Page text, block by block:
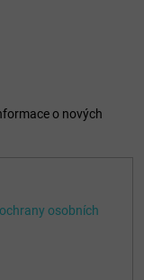
o nových
osobních